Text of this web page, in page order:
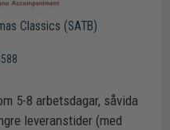
Classics (SATB)
5-8 arbetsdagar, såvida
leveranstider (med